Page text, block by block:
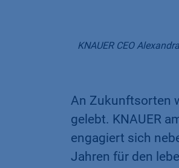
KNAUER CEO
An Zukunftsorten
gelebt. KNAUER
engagiert sich
Jahren für den